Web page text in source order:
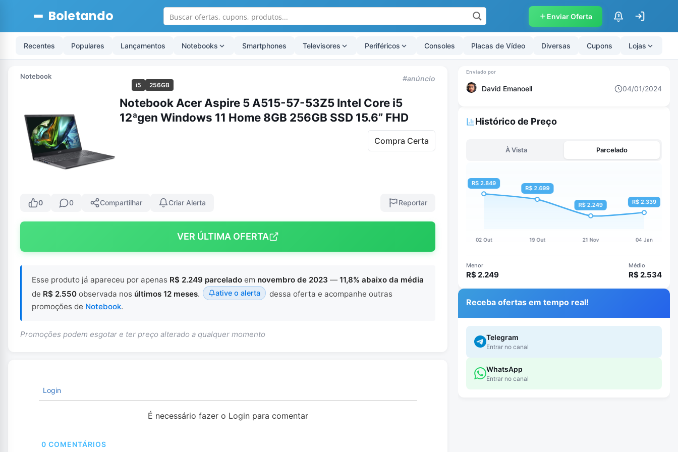
Boletando Enviar Oferta $
Recentes Populares Lançamentos Notebooks Smartphones Televisores Periféricos Consoles Placas de Vídeo Diversas Cupons Lojas
Notebook
i5 256GB
#anúncio
Notebook Acer Aspire 5 A515-57-53Z5 Intel Core i5
12ªgen Windows 11 Home 8GB 256GB SSD 15.6” FHD
Compra Certa
0 0 Compartilhar Criar Alerta Reportar
VER ÚLTIMA OFERTA
Esse produto já apareceu por apenas R$ 2.249 parcelado em novembro de 2023 —11,8% abaixo da média
de R$ 2.550 observada nos últimos 12 meses. ative o alerta
dessa oferta e acompanhe outras
promoções de Notebook.
Promoções podem esgotar e ter preço alterado a qualquer momento
Login
É necessário fazer o Login para comentar
0 COMENTÁRIOS
David Emanoell 04/01/2024
Histórico de Preço
À Vista Parcelado
Menor
R$ 2.249
Médio
R$ 2.534
Receba ofertas em tempo real!
Telegram
Entrar no canal
WhatsApp
Entrar no canal